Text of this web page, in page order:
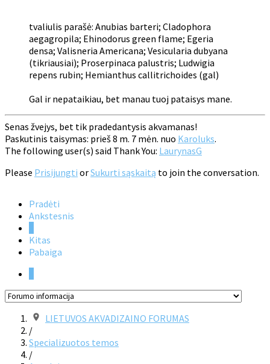
tvaliulis parašė: Anubias barteri; Cladophora
aegagropila; Ehinodorus green flame; Egeria
densa; Valisneria Americana; Vesicularia dubyana
(tikriausiai); Proserpinaca palustris; Ludwigia
repens rubin; Hemianthus callitrichoides (gal)
Gal ir nepataikiau, bet manau tuoj pataisys mane.
Senas žvejys, bet tik pradedantysis akvamanas!
Paskutinis taisymas: prieš 8 m. 7 mėn. nuo Karoluks.
The following user(s) said Thank You: LaurynasG
Please Prisijungti orSukurti sąskaitą to join the conversation.
Pradėti
Ankstesnis
Kitas
Pabaiga
LIETUVOS AKVADIZAINO FORUMAS
/
Specializuotos temos
/